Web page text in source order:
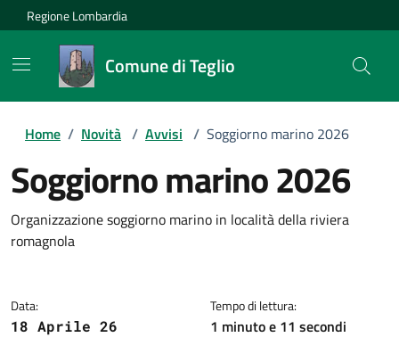
Regione Lombardia
Comune di Teglio
Home / Novità / Avvisi / Soggiorno marino 2026
Soggiorno marino 2026
Dettagli della notizia
Organizzazione soggiorno marino in località della riviera
romagnola
Data:
18 Aprile 26
Tempo di lettura:
1 minuto e 11 secondi